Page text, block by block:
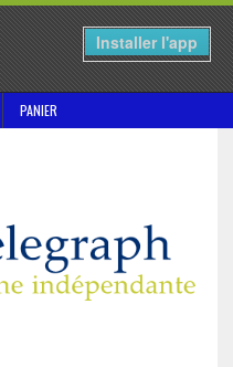
Installer l'app
PANIER